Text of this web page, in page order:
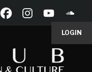
LOGIN